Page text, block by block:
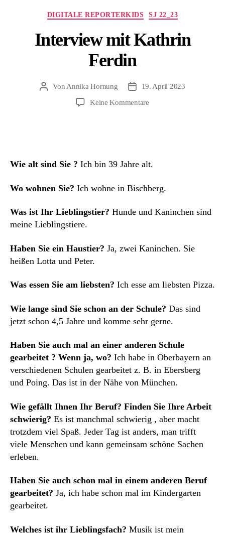
Kategorien
DIGITALE REPORTERKIDS SJ 22_23
Interview mit Kathrin
Ferdin
Beitragsautor
VonAnnika Hornung Beitragsdatum
19. April 2023
Keine Kommentarezu
Wie alt sind Sie ? Ich bin 39 Jahre alt.
Wo wohnen Sie? Ich wohne in Bischberg.
Was ist Ihr Lieblingstier? Hunde und Kaninchen sind
meine Lieblingstiere.
Haben Sie ein Haustier? Ja, zwei Kaninchen. Sie
heißen Lotta und Peter.
Was essen Sie am liebsten? Ich esse am liebsten Pizza.
Wie lange sind Sie schon an der Schule? Das sind
jetzt schon 4,5 Jahre und komme sehr gerne.
Haben Sie auch mal an einer anderen Schule
gearbeitet ? Wenn ja, wo? Ich habe in Oberbayern an
verschiedenen Schulen gearbeitet z. B. in Ebersberg
und Poing. Das ist in der Nähe von München.
Wie gefällt Ihnen Ihr Beruf? Finden Sie Ihre Arbeit
schwierig? Es ist manchmal schwierig , aber macht
trotzdem viel Spaß. Jeder Tag ist anders, man trifft
viele Menschen und kann gemeinsam schöne Sachen
erleben.
Haben Sie auch schon mal in einem anderen Beruf
gearbeitet? Ja, ich habe schon mal im Kindergarten
gearbeitet.
Welches ist ihr Lieblingsfach? Musik ist mein